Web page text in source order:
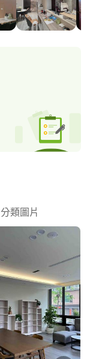
分類圖片